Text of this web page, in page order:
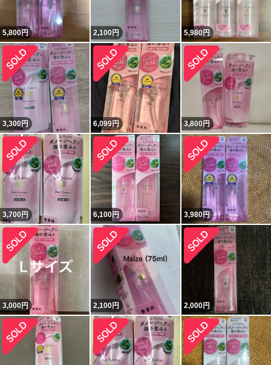
5,800円 2,100円 5,980円
3,300円 6,099円 3,800円
3,700円 6,100円 3,980円
3,000円 2,100円 2,000円